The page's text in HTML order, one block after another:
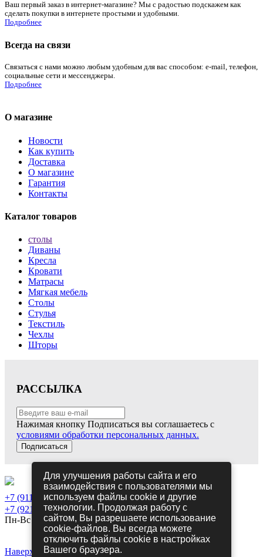
Ваш первый заказ в интернет-магазине? Мы с радостью подскажем как
сделать покупки в интернете простыми и удобными.
Подробнее
Всегда на связи
Связаться с нами можно любым удобным для вас способом: e-mail, телефон,
социальные сети и мессенджеры.
Подробнее
О магазине
Новости
Как купить
Доставка
О магазине
Гарантия
Контакты
Каталог товаров
столы
Диваны
Кресла
Кровати
Матрасы
Мягкая мебель
Столы
Стулья
Текстиль
Чехлы
Шторы
РАССЫЛКА
Нажимая кнопку Подписаться вы соглашаетесь с
условиями обработки персональных данных.
Подписаться
+7 (911) 698-05-70
+7 (921) 215-81-89
Пн-Вс 10-21
Политика конфиденциальности
Политика использования Cookies
Наверх
Для улучшения работы сайта и его
взаимодействия с пользователями мы
используем файлы cookie и другие
технологии. Продолжая работу с
сайтом, Вы разрешаете использование
cookie-файлов. Вы всегда можете
отключить файлы cookie в настройках
Вашего браузера.